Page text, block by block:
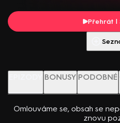
Přehrát |
BONUSY PODOBNÉ
Omlouváme se, obsah se
znovu
Kreuková, R. Sutherland, A.
Spracklinová a další
Přehrát ukázku
Přehrát s